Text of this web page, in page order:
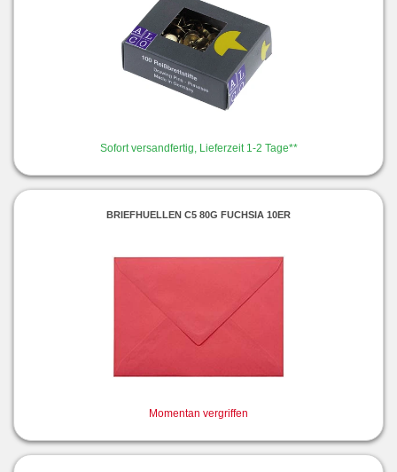
Sofort versandfertig, Lieferzeit 1-2 Tage**
BRIEFHUELLEN C5 80G FUCHSIA 10ER
Momentan vergriffen